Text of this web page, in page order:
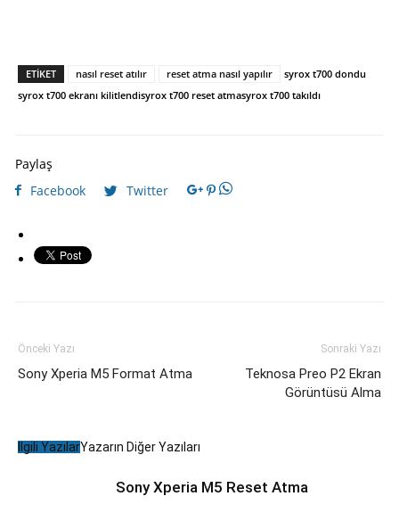
ETIKET nasıl reset atılır reset atma nasıl yapılır
syrox t700 dondu
syrox t700 ekranı kilitlendisyrox t700 reset atmasyrox t700 takıldı
Paylaş
Facebook
Twitter
Önceki Yazı
Sony Xperia M5 Format Atma
Sonraki Yazı
Teknosa Preo P2 Ekran
Görüntüsü Alma
İlgili YazılarYazarın Diğer Yazıları
Sony Xperia M5 Reset Atma